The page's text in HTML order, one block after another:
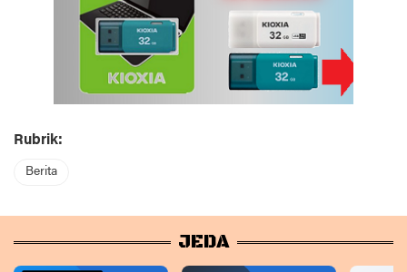
Rubrik:
Berita
JEDA